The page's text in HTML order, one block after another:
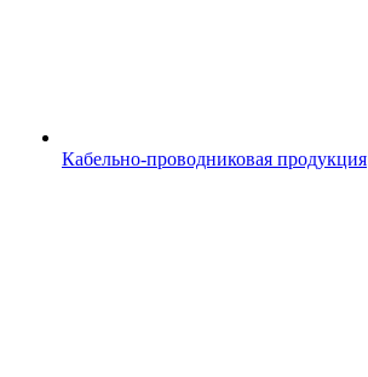
Кабельно-проводниковая продукция